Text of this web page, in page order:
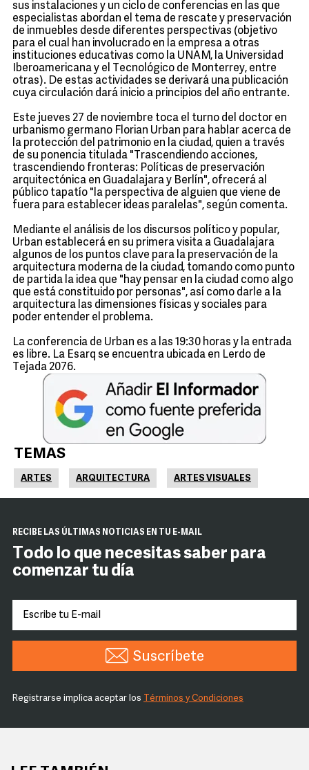
sus instalaciones y un ciclo de conferencias en las que
especialistas abordan el tema de rescate y preservación
de inmuebles desde diferentes perspectivas (objetivo
para el cual han involucrado en la empresa a otras
instituciones educativas como la UNAM, la Universidad
Iberoamericana y el Tecnológico de Monterrey, entre
otras). De estas actividades se derivará una publicación
cuya circulación dará inicio a principios del año entrante.
Este jueves 27 de noviembre toca el turno del doctor en
urbanismo germano Florian Urban para hablar acerca de
la protección del patrimonio en la ciudad, quien a través
de su ponencia titulada "Trascendiendo acciones,
trascendiendo fronteras: Políticas de preservación
arquitectónica en Guadalajara y Berlín", ofrecerá al
público tapatío "la perspectiva de alguien que viene de
fuera para establecer ideas paralelas", según comenta.
Mediante el análisis de los discursos político y popular,
Urban establecerá en su primera visita a Guadalajara
algunos de los puntos clave para la preservación de la
arquitectura moderna de la ciudad, tomando como punto
de partida la idea que "hay pensar en la ciudad como algo
que está constituido por personas", así como darle a la
arquitectura las dimensiones físicas y sociales para
poder entender el problema.
La conferencia de Urban es a las 19:30 horas y la entrada
es libre. La Esarq se encuentra ubicada en Lerdo de
Tejada 2076.
TEMAS
ARTES ARQUITECTURA ARTES VISUALES
RECIBE LAS ÚLTIMAS NOTICIAS EN TU E-MAIL
Todo lo que necesitas saber para
comenzar tu día
Suscríbete
Registrarse implica aceptar los Términos y Condiciones